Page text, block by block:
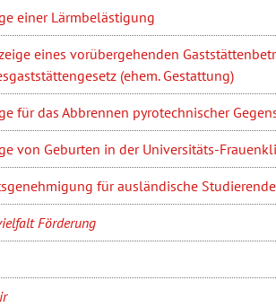
einer Lärmbelästigung
eines vorübergehenden
(ehem. Gestattung)
für das Abbrennen pyrotechnischer
von Geburten in der Universitäts-
für ausländische Studierende
Förderung